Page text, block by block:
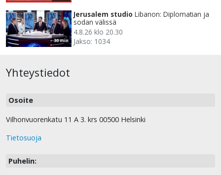
30 min
Jerusalem studio Libanon: Diplomatian ja
sodan välissä
4.8.26 klo 20.30
Jakso: 1034
Yhteystiedot
Osoite
Vilhonvuorenkatu 11 A 3. krs 00500 Helsinki
Tietosuoja
Puhelin: